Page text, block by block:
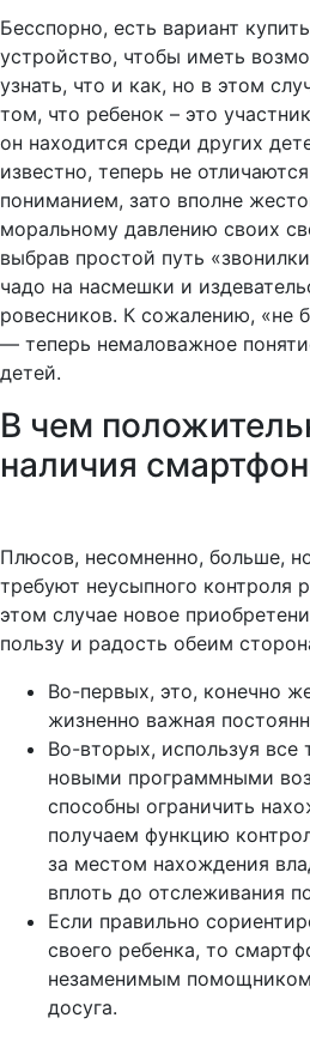
Бесспорно, есть вариант
устройство, чтобы иметь
узнать, что и как, но в этом
том, что ребенок – это
он находится среди других
известно, теперь не
пониманием, зато вполне
моральному давлению своих
выбрав простой путь
чадо на насмешки и
ровесников. К сожалению, «не
— теперь немаловажное
детей.
В чем
наличия
Плюсов, несомненно, больше,
требуют неусыпного контроля
этом случае новое
пользу и радость обеим
Во-первых, это, конечно
жизненно важная
Во-вторых, используя все
новыми программными
способны ограничить
получаем функцию
за местом нахождения
вплоть до отслеживания
Если правильно
своего ребенка, то
незаменимым
досуга.